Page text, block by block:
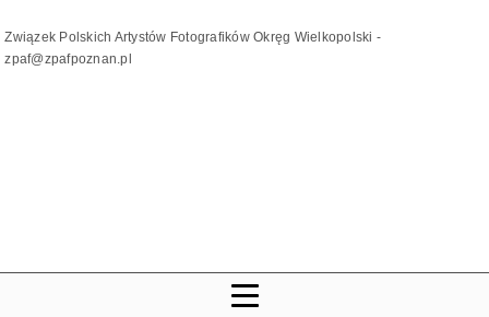
Związek Polskich Artystów Fotografików Okręg Wielkopolski -
zpaf@zpafpoznan.pl